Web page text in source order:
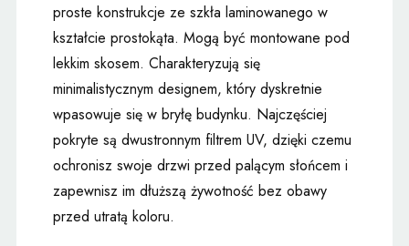
proste konstrukcje ze szkła laminowanego w
kształcie prostokąta. Mogą być montowane pod
lekkim skosem. Charakteryzują się
minimalistycznym designem, który dyskretnie
wpasowuje się w bryłę budynku. Najczęściej
pokryte są dwustronnym filtrem UV, dzięki czemu
ochronisz swoje drzwi przed palącym słońcem i
zapewnisz im dłuższą żywotność bez obawy
przed utratą koloru.